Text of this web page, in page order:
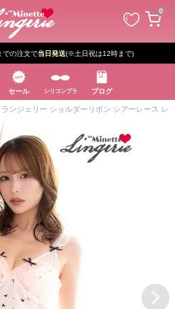
0
での注文で当日発送(※土日祝は12時まで)
セール シリコンブラ ブログ
ンジェリー ショルダーリボン シアーレース レ
ペー
ジト